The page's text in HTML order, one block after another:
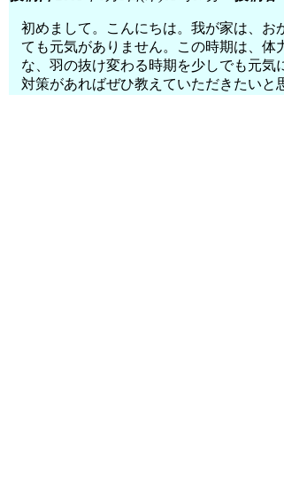
初めまして。こんにちは。我が家は、
ても元気がありません。この時期は、
な、羽の抜け変わる時期を少しでも元
対策があればぜひ教えていただきたいと